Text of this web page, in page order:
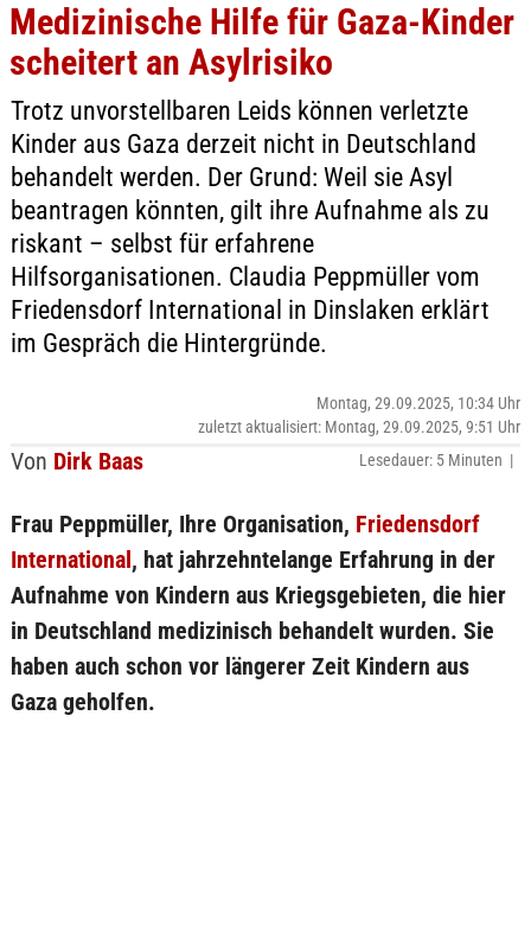
Medizinische Hilfe für Gaza-Kinder
scheitert an Asylrisiko
Trotz unvorstellbaren Leids können verletzte
Kinder aus Gaza derzeit nicht in Deutschland
behandelt werden. Der Grund: Weil sie Asyl
beantragen könnten, gilt ihre Aufnahme als zu
riskant – selbst für erfahrene
Hilfsorganisationen. Claudia Peppmüller vom
Friedensdorf International in Dinslaken erklärt
im Gespräch die Hintergründe.
Von Dirk Baas
Montag, 29.09.2025, 10:34 Uhr
zuletzt aktualisiert: Montag, 29.09.2025, 9:51 Uhr
Lesedauer: 5 Minuten |
Frau Peppmüller, Ihre Organisation, Friedensdorf
International, hat jahrzehntelange Erfahrung in der
Aufnahme von Kindern aus Kriegsgebieten, die hier
in Deutschland medizinisch behandelt wurden. Sie
haben auch schon vor längerer Zeit Kindern aus
Gaza geholfen.